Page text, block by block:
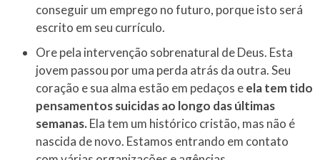
conseguir um emprego no futuro, porque isto será
escrito em seu currículo.
Ore pela intervenção sobrenatural de Deus. Esta
jovem passou por uma perda atrás da outra. Seu
coração e sua alma estão em pedaços eela tem tido
pensamentos suicidas ao longo das últimas
semanas.Ela tem um histórico cristão, mas não é
nascida de novo. Estamos entrando em contato